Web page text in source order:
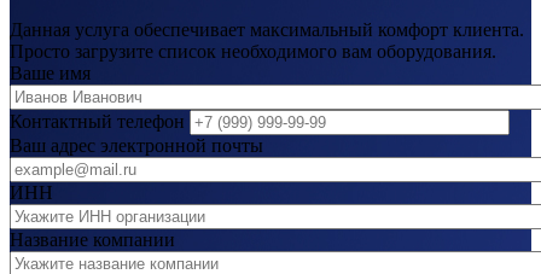
Данная услуга обеспечивает максимальный комфорт клиента.
Просто загрузите список необходимого вам оборудования.
Ваше имя
Контактный телефон
Ваш адрес электронной почты
ИНН
Название компании